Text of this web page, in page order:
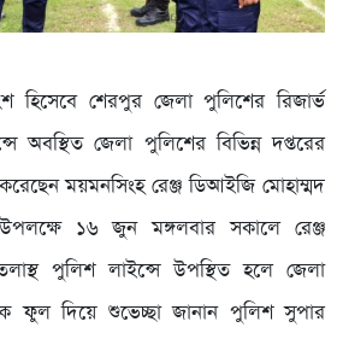
হিসেবে শেরপুর জেলা পুলিশের রিজার্ভ
অবস্থিত জেলা পুলিশের বিভিন্ন দপ্তরের
করেছেন ময়মনসিংহ রেঞ্জ ডিআইজি মোহাম্মদ
১৬ জুন মঙ্গলবার সকালে রেঞ্জ
পুলিশ লাইন্সে উপস্থিত হলে জেলা
ফুল দিয়ে শুভেচ্ছা জানান পুলিশ সুপার